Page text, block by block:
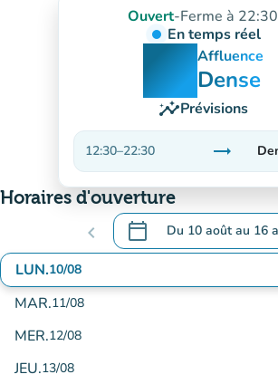
Ouvert-Ferme à 22:30
En temps réel
man
man
manAffluence
Dense
insightsPrévisions
12:30–22:30 trending_flat
Stable
Horaires d'ouverture
chevron_left calendar_today Du 10 aoûtau 16
.Ouvrir le calendrier
LUN.10/08
MAR.11/08
MER.12/08
JEU.13/08